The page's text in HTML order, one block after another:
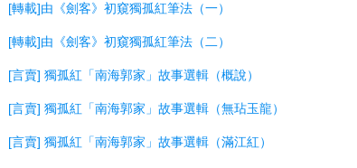
[轉載]由《劍客》初窺獨孤紅筆法（一）
[轉載]由《劍客》初窺獨孤紅筆法（二）
[言賣] 獨孤紅「南海郭家」故事選輯（概說）
[言賣] 獨孤紅「南海郭家」故事選輯（無玷玉龍）
[言賣] 獨孤紅「南海郭家」故事選輯（滿江紅）